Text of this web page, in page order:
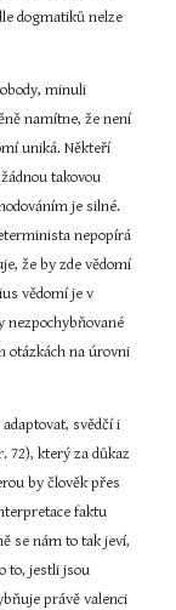
dogmatiků nelze
minuli
namítne, že není
uniká. Někteří
takovou
je silné.
nepopírá
že by zde vědomí
vědomí je v
nezpochybňované
otázkách na úrovni
svědčí i
72), který za důkaz
by člověk přes
faktu
se nám to tak jeví,
to, jestli jsou
právě valenci